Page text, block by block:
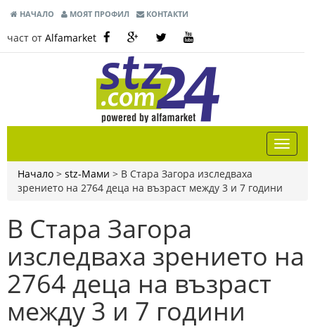
НАЧАЛО МОЯТ ПРОФИЛ КОНТАКТИ
част от Alfamarket
Начало > stz-Мами > В Стара Загора изследваха
зрението на 2764 деца на възраст между 3 и 7 години
В Стара Загора
изследваха зрението на
2764 деца на възраст
между 3 и 7 години